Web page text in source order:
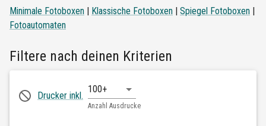
Minimale Fotoboxen | Klassische Fotoboxen | Spiegel Fotoboxen |
Fotoautomaten
Filtere nach deinen Kriterien
Drucker inkl.
100+
Anzahl Ausdrucke